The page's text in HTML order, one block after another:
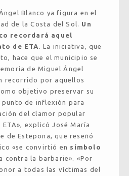
Blanco ya figura en el
de la Costa del Sol. Un
recordará aquel
de ETA
. La iniciativa, que
hace que el municipio se
de Miguel Ángel
recorrido por aquellos
objetivo preservar su
punto de inflexión para
del clamor popular
explicó José María
de Estepona, que reseñó
«se convirtió en símbolo
contra la barbarie». «Por
a todas las víctimas del